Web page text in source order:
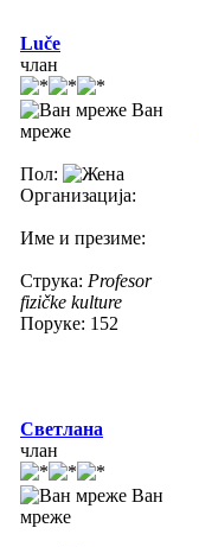
Luče
члан
Ван
мреже
Пол:
Организација:
Име и презиме:
Струка: Profesor
fizičke kulture
Поруке: 152
Светлана
члан
Ван
мреже